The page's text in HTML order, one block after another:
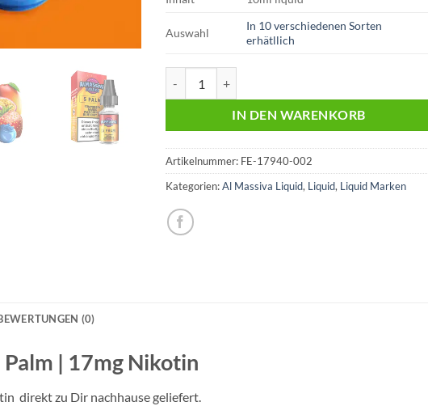
Auswahl
In 10 verschiedenen Sorten
erhätllich
IN DEN WARENKORB
Artikelnummer: FE-17940-002
Kategorien:Al Massiva Liquid, Liquid, Liquid Marken
(0)
| 17mg Nikotin
direkt zu Dir nachhause geliefert.